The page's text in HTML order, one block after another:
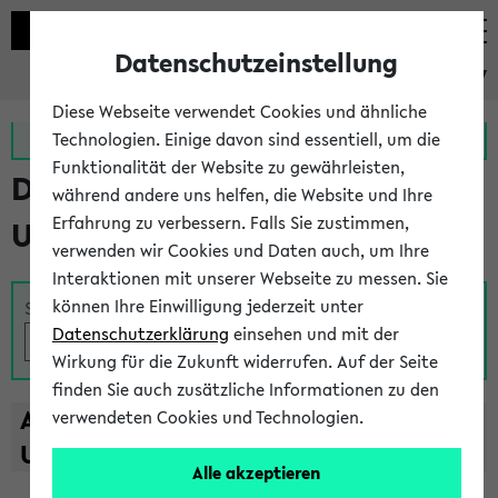
eKVV
Zur MeineUni App Zum MeineUni Portal
Das Lehrangebot der
Universität Bielefeld
Suche
A B C D E F G H I J K L M N O
U
V W X Y
Z
Datenschutzeinstellung
Diese Webseite verwendet Cookies und ähnliche
Technologien. Einige davon sind essentiell, um die
Funktionalität der Website zu gewährleisten,
während andere uns helfen, die Website und Ihre
Erfahrung zu verbessern. Falls Sie zustimmen,
verwenden wir Cookies und Daten auch, um Ihre
Interaktionen mit unserer Webseite zu messen. Sie
können Ihre Einwilligung jederzeit unter
Datenschutzerklärung einsehen und mit der
Wirkung für die Zukunft widerrufen. Auf der Seite
finden Sie auch zusätzliche Informationen zu den
verwendeten Cookies und Technologien.
Alle akzeptieren